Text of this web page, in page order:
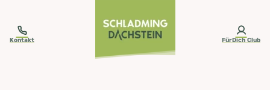
Kontakt FürDich Club